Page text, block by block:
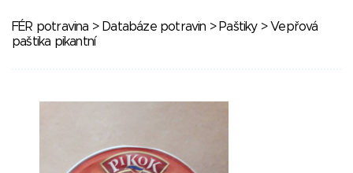
FÉR potravina > Databáze potravin > Paštiky> Vepřová
paštika pikantní